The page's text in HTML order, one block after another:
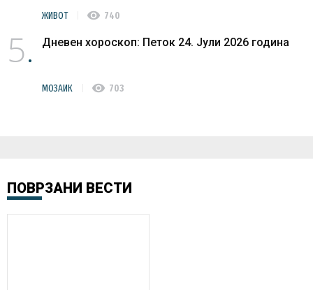
ЖИВОТ visibility 740
5 Дневен хороскоп: Петок 24. Јули 2026 година
МОЗАИК visibility 703
ПОВРЗАНИ ВЕСТИ